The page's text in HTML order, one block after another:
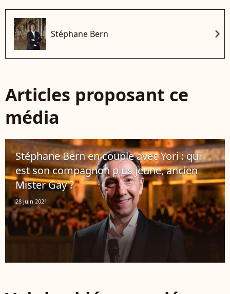
Stéphane Bern chevron_right
Articles proposant ce
média
Stéphane Bern en couple avec Yori : qui
est son compagnon plus jeune, ancien
Mister Gay ?
28 juin 2021